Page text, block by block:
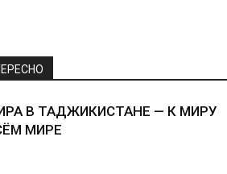
В ТАДЖИКИСТАНЕ — К МИРУ
МИРЕ